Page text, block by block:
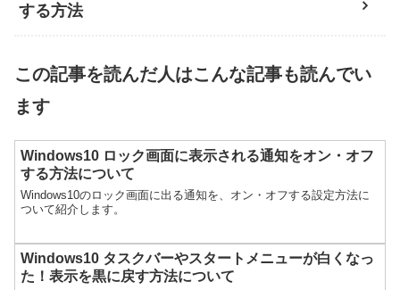
する方法
この記事を読んだ人はこんな記事も読んでい
ます
Windows10 ロック画面に表示される通知をオン・オフ
する方法について
Windows10のロック画面に出る通知を、オン・オフする設定方法に
ついて紹介します。
Windows10 タスクバーやスタートメニューが白くなっ
た！表示を黒に戻す方法について